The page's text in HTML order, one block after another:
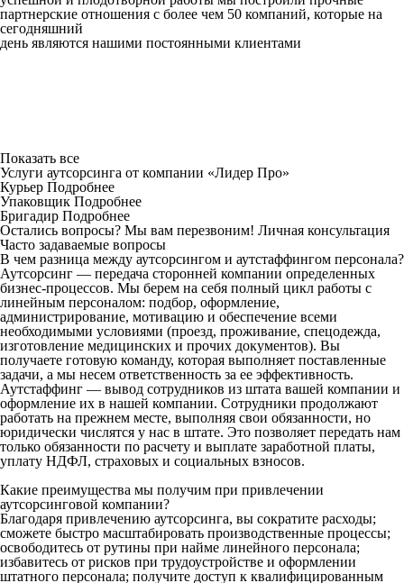
партнерские отношения с более чем 50 компаний, которые на
сегодняшний
день являются нашими постоянными клиентами
Показать все
Услуги аутсорсинга от компании «Лидер Про»
Курьер Подробнее
Упаковщик Подробнее
Бригадир Подробнее
Остались вопросы? Мы вам перезвоним! Личная консультация
Часто задаваемые вопросы
В чем разница между аутсорсингом и аутстаффингом персонала?
Аутсорсинг — передача сторонней компании определенных
бизнес-процессов. Мы берем на себя полный цикл работы с
линейным персоналом: подбор, оформление,
администрирование, мотивацию и обеспечение всеми
необходимыми условиями (проезд, проживание, спецодежда,
изготовление медицинских и прочих документов). Вы
получаете готовую команду, которая выполняет поставленные
задачи, а мы несем ответственность за ее эффективность.
Аутстаффинг — вывод сотрудников из штата вашей компании и
оформление их в нашей компании. Сотрудники продолжают
работать на прежнем месте, выполняя свои обязанности, но
юридически числятся у нас в штате. Это позволяет передать нам
только обязанности по расчету и выплате заработной платы,
уплату НДФЛ, страховых и социальных взносов.
Какие преимущества мы получим при привлечении
аутсорсинговой компании?
Благодаря привлечению аутсорсинга, вы сократите расходы;
сможете быстро масштабировать производственные процессы;
освободитесь от рутины при найме линейного персонала;
избавитесь от рисков при трудоустройстве и оформлении
штатного персонала; получите доступ к квалифицированным